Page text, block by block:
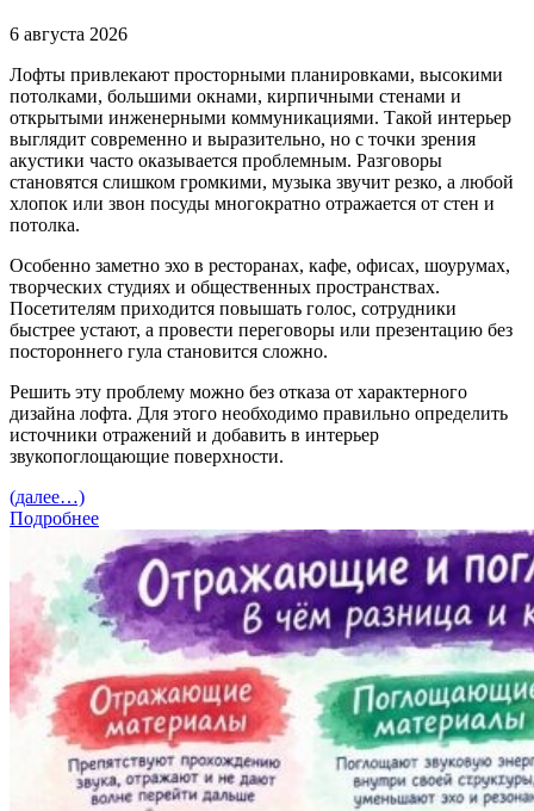
6 августа 2026
Лофты привлекают просторными планировками, высокими
потолками, большими окнами, кирпичными стенами и
открытыми инженерными коммуникациями. Такой интерьер
выглядит современно и выразительно, но с точки зрения
акустики часто оказывается проблемным. Разговоры
становятся слишком громкими, музыка звучит резко, а любой
хлопок или звон посуды многократно отражается от стен и
потолка.
Особенно заметно эхо в ресторанах, кафе, офисах, шоурумах,
творческих студиях и общественных пространствах.
Посетителям приходится повышать голос, сотрудники
быстрее устают, а провести переговоры или презентацию без
постороннего гула становится сложно.
Решить эту проблему можно без отказа от характерного
дизайна лофта. Для этого необходимо правильно определить
источники отражений и добавить в интерьер
звукопоглощающие поверхности.
(далее…)
Подробнее